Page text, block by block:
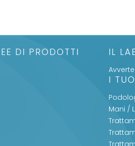
DI PRODOTTI IL
I
Mani /